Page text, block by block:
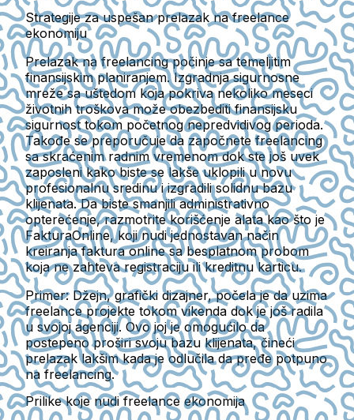
Strategije za uspešan prelazak na freelance
ekonomiju
Prelazak na freelancing počinje sa temeljitim
finansijskim planiranjem. Izgradnja sigurnosne
mreže sa uštedom koja pokriva nekoliko meseci
životnih troškova može obezbediti finansijsku
sigurnost tokom početnog nepredvidivog perioda.
Takođe se preporučuje da započnete freelancing
sa skraćenim radnim vremenom dok ste još uvek
zaposleni kako biste se lakše uklopili u novu
profesionalnu sredinu i izgradili solidnu bazu
klijenata. Da biste smanjili administrativno
opterećenje, razmotrite korišćenje alata kao što je
FakturaOnline, koji nudi jednostavan način
kreiranja faktura online sa besplatnom probom
koja ne zahteva registraciju ili kreditnu karticu.
Primer:Džejn, grafički dizajner, počela je da uzima
freelance projekte tokom vikenda dok je još radila
u svojoj agenciji. Ovo joj je omogućilo da
postepeno proširi svoju bazu klijenata, čineći
prelazak lakšim kada je odlučila da pređe potpuno
na freelancing.
Prilike koje nudi freelance ekonomija